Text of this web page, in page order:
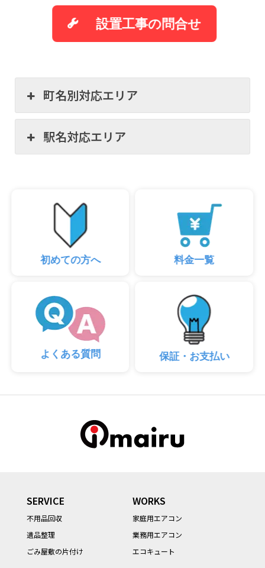
設置工事の問合せ
町名別対応エリア
駅名対応エリア
初めての方へ 料金一覧
よくある質問 保証・お支払い
SERVICE
不用品回収
遺品整理
ごみ屋敷の片付け
WORKS
家庭用エアコン
業務用エアコン
エコキュート